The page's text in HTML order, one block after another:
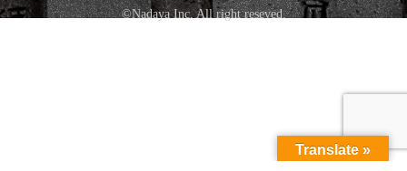
©Nadaya Inc. All right reseved.
Translate »